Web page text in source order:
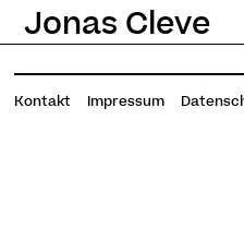
Jonas Cleve
Kontakt Impressum